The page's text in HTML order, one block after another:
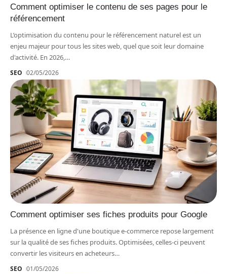
Comment optimiser le contenu de ses pages pour le
référencement
L’optimisation du contenu pour le référencement naturel est un
enjeu majeur pour tous les sites web, quel que soit leur domaine
d'activité. En 2026,…
SEO 02/05/2026
Comment optimiser ses fiches produits pour Google
La présence en ligne d'une boutique e-commerce repose largement
sur la qualité de ses fiches produits. Optimisées, celles-ci peuvent
convertir les visiteurs en acheteurs…
SEO 01/05/2026